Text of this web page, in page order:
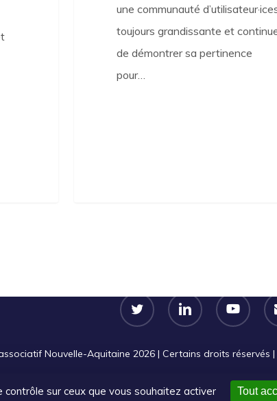
une communauté
toujours grandissante et
de démontrer sa pertinence
pour…
twitter linkedin youtube
Nouvelle-Aquitaine 2026 | Certains droits réservés |
sur ceux que vous souhaitez activer Tout